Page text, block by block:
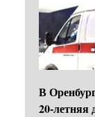
В
20-летняя